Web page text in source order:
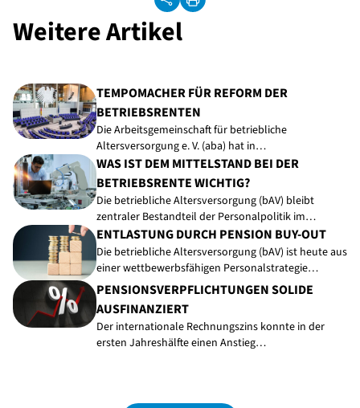
Weitere Artikel
TEMPOMACHER FÜR REFORM DER
BETRIEBSRENTEN
Die Arbeitsgemeinschaft für betriebliche
Altersversorgung e. V. (aba) hat in…
WAS IST DEM MITTELSTAND BEI DER
BETRIEBSRENTE WICHTIG?
Die betriebliche Altersversorgung (bAV) bleibt
zentraler Bestandteil der Personalpolitik im…
ENTLASTUNG DURCH PENSION BUY-OUT
Die betriebliche Altersversorgung (bAV) ist heute aus
einer wettbewerbsfähigen Personalstrategie…
PENSIONSVERPFLICHTUNGEN SOLIDE
AUSFINANZIERT
Der internationale Rechnungszins konnte in der
ersten Jahreshälfte einen Anstieg…